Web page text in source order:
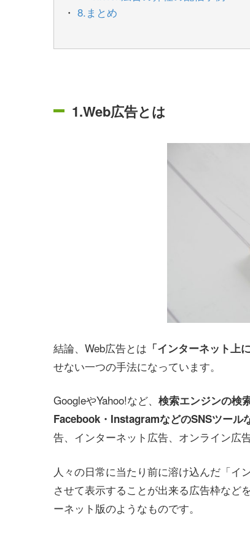
8.まとめ
1.Web広告とは
結論、Web広告とは 「インターネット上
せない一つの手法になっています。
GoogleやYahoo!など、 検索エンジンの検
Facebook・InstagramなどのSNSツール
告、インターネット広告、オンライン広
人々の日常に当たり前に溶け込んだ「イ
させて表示することが出来る広告枠など
ーネット版のようなものです。